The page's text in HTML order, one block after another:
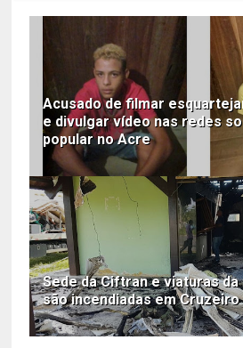
Acusado de filmar
e divulgar vídeo nas redes
popular no Acre
Sede da Ciftran e viaturas
são incendiadas em Cruzeiro